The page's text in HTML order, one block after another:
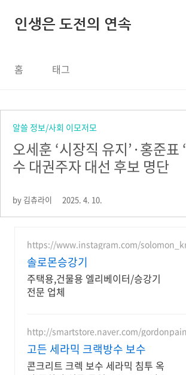
인생은 도전의 연속
홈 태그
알쓸 정보/사회 이모저모
오세훈 ‘시장직 유지’·홍준표
수 대권주자 대선 후보 명단
by 김츄라이 2025. 4. 10.
https://www.instagram.com/
솔로몬승강기
주택용,건물용 엘리베이터/승강기
전문 업체
http://smartstore.naver.com/
고든 세라믹 크랙방수 보수
콘크리트 크렉 보수 세라믹 침투 옥